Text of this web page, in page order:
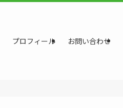
プロフィール お問い合わせ